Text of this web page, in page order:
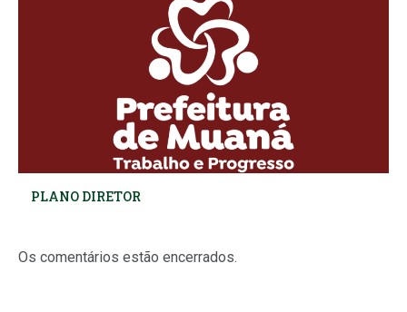
PLANO DIRETOR
Os comentários estão encerrados.